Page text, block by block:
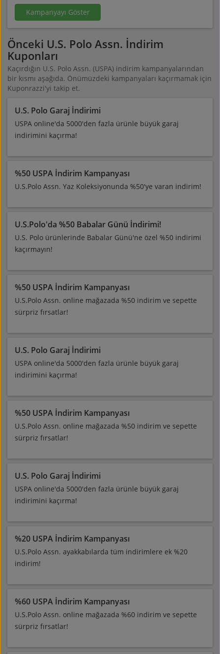
Kampanyayı Göster
Önceki U.S. Polo Assn. İndirim
Kuponları
Kaçırdığın U.S. Polo Assn. (USPA) indirim kampanyalarından
bir kısmı aşağıda. Önümüzdeki kampanyaları kaçırmamak için
Kuponrazzi'yi takip et.
U.S. Polo Garaj İndirimi
USPA online'da 5000'den fazla ürünle büyük garaj
indirimini kaçırma!
%50 USPA İndirim Kampanyası
U.S.Polo Assn. Yaz Koleksiyonunda %50'ye varan indirim!
U.S.Polo'da %50 Babalar Günü İndirimi!
U.S. Polo ürünlerinde Babalar Günü'ne özel %50 indirimi
kaçırmayın!
%50 USPA İndirim Kampanyası
U.S.Polo Assn. online mağazada %50 indirim ve sepette
sürpriz fırsatlar!
U.S. Polo Garaj İndirimi
USPA online'da 5000'den fazla ürünle büyük garaj
indirimini kaçırma!
%50 USPA İndirim Kampanyası
U.S.Polo Assn. online mağazada %50 indirim ve sepette
sürpriz fırsatlar!
U.S. Polo Garaj İndirimi
USPA online'da 5000'den fazla ürünle büyük garaj
indirimini kaçırma!
%20 USPA İndirim Kampanyası
U.S.Polo Assn. ayakkabılarda tüm indirimlere ek %20
indirim!
%60 USPA İndirim Kampanyası
U.S.Polo Assn. online mağazada %60 indirim ve sepette
sürpriz fırsatlar!